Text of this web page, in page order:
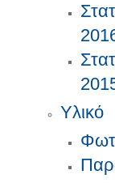
Υλικό